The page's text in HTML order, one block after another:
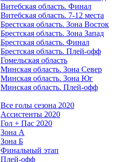
Витебская область. Финал
Витебская область. 7-12 места
Брестская область. Зона Восток
Брестская область. Зона Запад
Брестская область. Финал
Брестская область. Плей-офф
Гомельская область
Минская область. Зона Север
Минская область. Зона Юг
Минская область. Плей-офф
Все голы сезона 2020
Ассистенты 2020
Гол + Пас 2020
Зона А
Зона Б
Финальный этап
Плей-офф